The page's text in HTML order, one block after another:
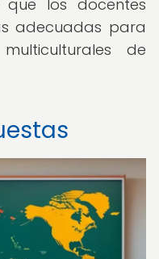
que los docentes
adecuadas para
de